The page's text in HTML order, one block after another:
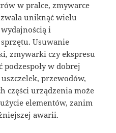
w pralce, zmywarce
uniknąć wielu
i
Usuwanie
zmywarki czy ekspresu
w dobrej
przewodów,
części urządzenia może
elementów, zanim
awarii.